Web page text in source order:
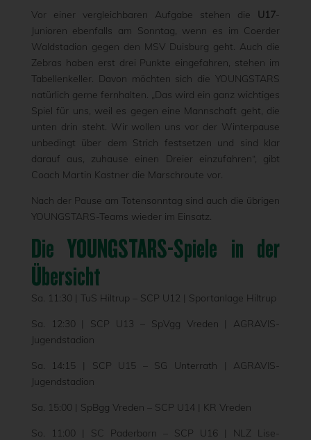
Vor einer vergleichbaren Aufgabe stehen die U17-
Junioren ebenfalls am Sonntag, wenn es im Coerder
Waldstadion gegen den MSV Duisburg geht. Auch die
Zebras haben erst drei Punkte eingefahren, stehen im
Tabellenkeller. Davon möchten sich die YOUNGSTARS
natürlich gerne fernhalten. „Das wird ein ganz wichtiges
Spiel für uns, weil es gegen eine Mannschaft geht, die
unten drin steht. Wir wollen uns vor der Winterpause
unbedingt über dem Strich festsetzen und sind klar
darauf aus, zuhause einen Dreier einzufahren“, gibt
Coach Martin Kastner die Marschroute vor.
Nach der Pause am Totensonntag sind auch die übrigen
YOUNGSTARS-Teams wieder im Einsatz.
Die YOUNGSTARS-Spiele in der
Übersicht
Sa. 11:30 | TuS Hiltrup – SCP U12 | Sportanlage Hiltrup
Sa. 12:30 | SCP U13 – SpVgg Vreden | AGRAVIS-
Jugendstadion
Sa. 14:15 | SCP U15 – SG Unterrath | AGRAVIS-
Jugendstadion
Sa. 15:00 | SpBgg Vreden – SCP U14 | KR Vreden
So. 11:00 | SC Paderborn – SCP U16 | NLZ Lise-